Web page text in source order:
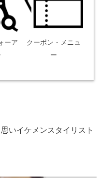
ーア
クーポン・メニュ
ー
いイケメンスタイリスト